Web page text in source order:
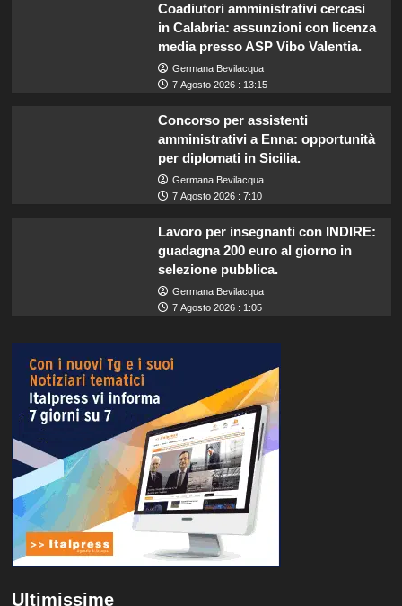
Coadiutori amministrativi cercasi
in Calabria: assunzioni con licenza
media presso ASP Vibo Valentia.
Germana Bevilacqua
7 Agosto 2026 : 13:15
Concorso per assistenti
amministrativi a Enna: opportunità
per diplomati in Sicilia.
Germana Bevilacqua
7 Agosto 2026 : 7:10
Lavoro per insegnanti con INDIRE:
guadagna 200 euro al giorno in
selezione pubblica.
Germana Bevilacqua
7 Agosto 2026 : 1:05
Ultimissime